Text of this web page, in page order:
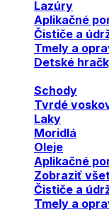
Lazúry
Aplikačné
Čističe a
Tmely a
Detské
Schody
Tvrdé
Laky
Moridlá
Oleje
Aplikačné
Zobraziť
Čističe a
Tmely a